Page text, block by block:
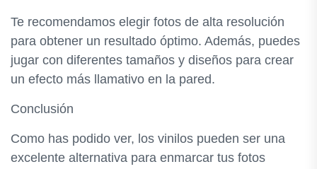
Te recomendamos elegir fotos de alta resolución
para obtener un resultado óptimo. Además, puedes
jugar con diferentes tamaños y diseños para crear
un efecto más llamativo en la pared.
Conclusión
Como has podido ver, los vinilos pueden ser una
excelente alternativa para enmarcar tus fotos